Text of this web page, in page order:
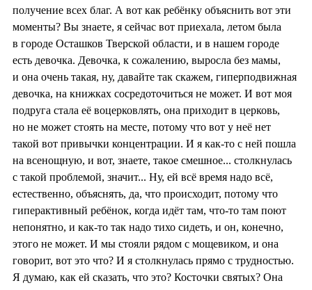
получение всех благ. А вот как ребёнку объяснить вот эти
моменты? Вы знаете, я сейчас вот приехала, летом была
в городе Осташков Тверской области, и в нашем городе
есть девочка. Девочка, к сожалению, выросла без мамы,
и она очень такая, ну, давайте так скажем, гиперподвижная
девочка, на книжках сосредоточиться не может. И вот моя
подруга стала её воцерковлять, она приходит в церковь,
но не может стоять на месте, потому что вот у неё нет
такой вот привычки концентрации. И я как-то с ней пошла
на всенощную, и вот, знаете, такое смешное... столкнулась
с такой проблемой, значит... Ну, ей всё время надо всё,
естественно, объяснять, да, что происходит, потому что
гиперактивный ребёнок, когда идёт там, что-то там поют
непонятно, и как-то так надо тихо сидеть, и он, конечно,
этого не может. И мы стояли рядом с мощевиком, и она
говорит, вот это что? И я столкнулась прямо с трудностью.
Я думаю, как ей сказать, что это? Косточки святых? Она